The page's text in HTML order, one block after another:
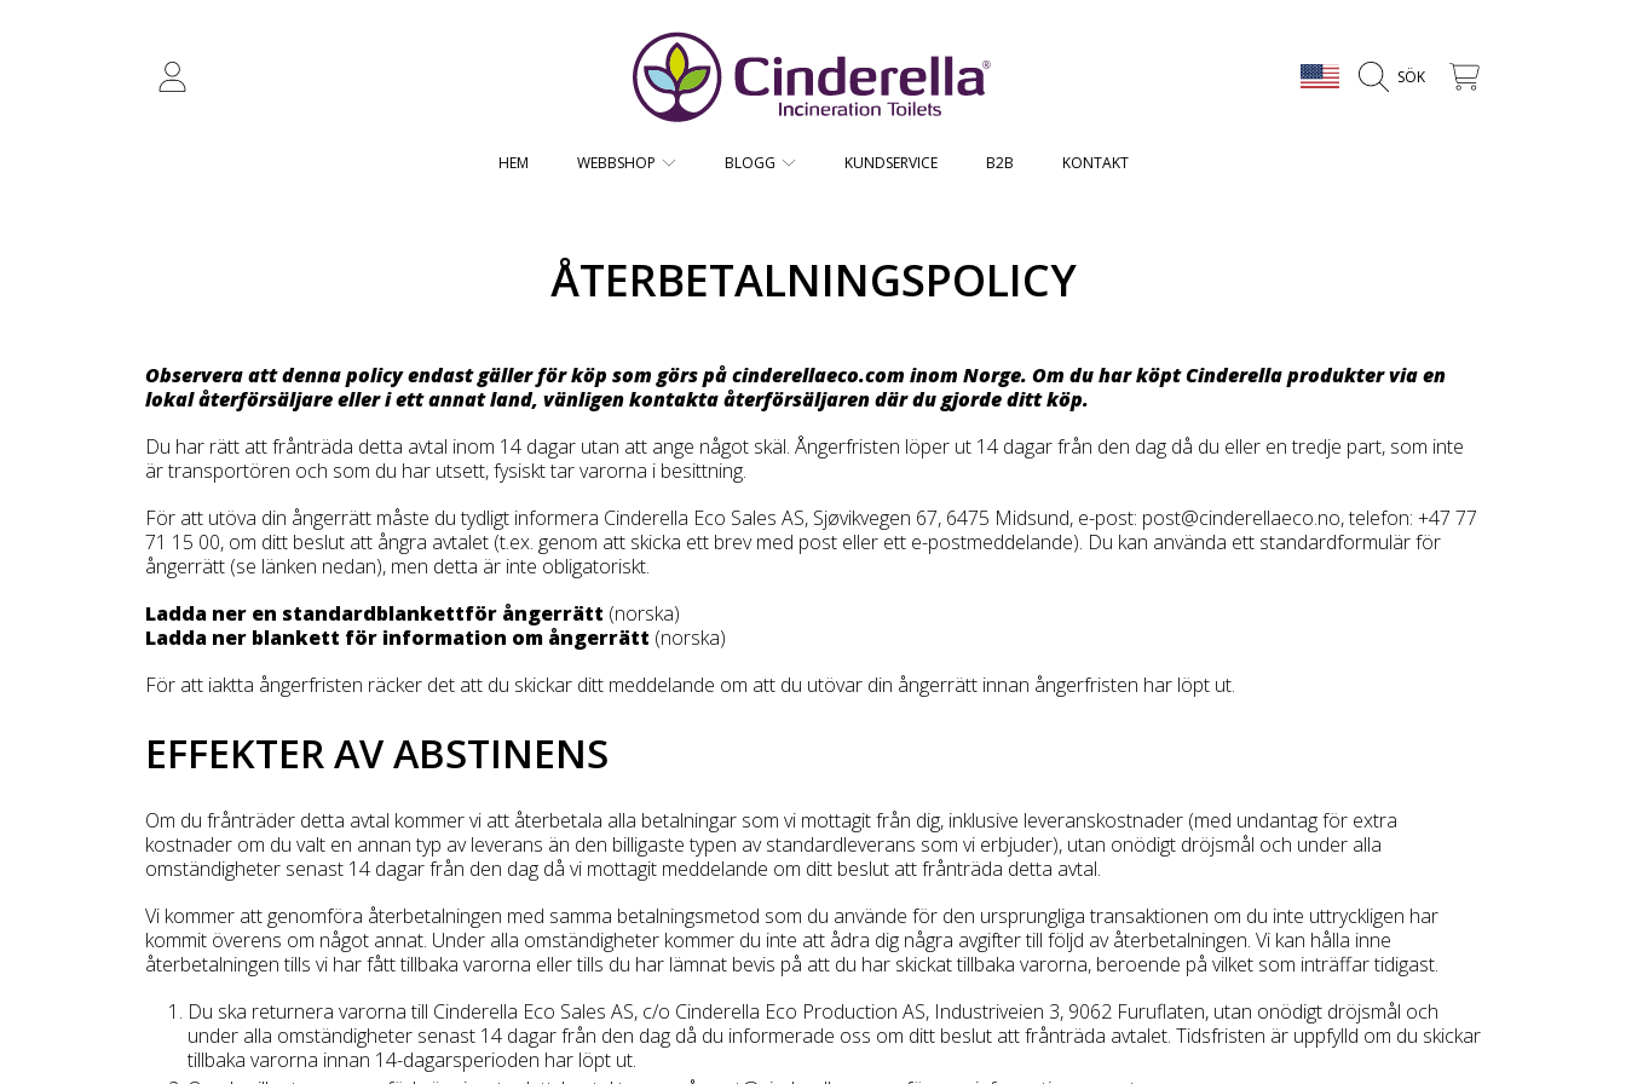
INLOGGNING
CINDERELLA ECO SALES AS
LAND/REGION
SÖK VAGN
HEM WEBBSHOP BLOGG KUNDSERVICE B2B KONTAKT
ÅTERBETALNINGSPOLICY
Observera att denna policy endast gäller för köp som görs på cinderellaeco.com inom Norge. Om du har köpt Cinderella produkter via en
lokal återförsäljare eller i ett annat land, vänligen kontakta återförsäljaren där du gjorde ditt köp.
Du har rätt att frånträda detta avtal inom 14 dagar utan att ange något skäl. Ångerfristen löper ut 14 dagar från den dag då du eller en tredje part, som inte
är transportören och som du har utsett, fysiskt tar varorna i besittning.
För att utöva din ångerrätt måste du tydligt informera Cinderella Eco Sales AS, Sjøvikvegen 67, 6475 Midsund, e-post: post@cinderellaeco.no, telefon: +47 77
71 15 00, om ditt beslut att ångra avtalet (t.ex. genom att skicka ett brev med post eller ett e-postmeddelande). Du kan använda ett standardformulär för
ångerrätt (se länken nedan), men detta är inte obligatoriskt.
Ladda ner en standardblankettför ångerrätt (norska)
Ladda ner blankett för information om ångerrätt (norska)
För att iaktta ångerfristen räcker det att du skickar ditt meddelande om att du utövar din ångerrätt innan ångerfristen har löpt ut.
EFFEKTER AV ABSTINENS
Om du frånträder detta avtal kommer vi att återbetala alla betalningar som vi mottagit från dig, inklusive leveranskostnader (med undantag för extra
kostnader om du valt en annan typ av leverans än den billigaste typen av standardleverans som vi erbjuder), utan onödigt dröjsmål och under alla
omständigheter senast 14 dagar från den dag då vi mottagit meddelande om ditt beslut att frånträda detta avtal.
Vi kommer att genomföra återbetalningen med samma betalningsmetod som du använde för den ursprungliga transaktionen om du inte uttryckligen har
kommit överens om något annat. Under alla omständigheter kommer du inte att ådra dig några avgifter till följd av återbetalningen. Vi kan hålla inne
återbetalningen tills vi har fått tillbaka varorna eller tills du har lämnat bevis på att du har skickat tillbaka varorna, beroende på vilket som inträffar tidigast.
Du ska returnera varorna till Cinderella Eco Sales AS, c/o Cinderella Eco Production AS, Industriveien 3, 9062 Furuflaten, utan onödigt dröjsmål och
under alla omständigheter senast 14 dagar från den dag då du informerade oss om ditt beslut att frånträda avtalet. Tidsfristen är uppfylld om du skickar
tillbaka varorna innan 14-dagarsperioden har löpt ut.